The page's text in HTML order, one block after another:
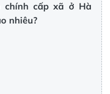
chính cấp xã ở Hà
nhiêu?